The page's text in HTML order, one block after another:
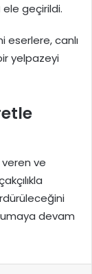
ele geçirildi.
eserlere, canlı
yelpazeyi
veren ve
devam